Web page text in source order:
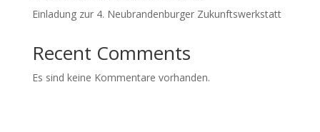
Einladung zur 4. Neubrandenburger Zukunftswerkstatt
Recent Comments
Es sind keine Kommentare vorhanden.